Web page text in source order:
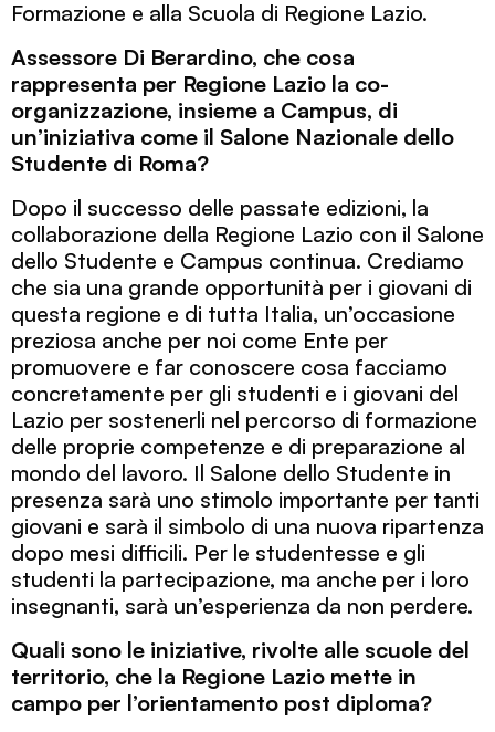
Formazione e alla Scuola di Regione Lazio.
Assessore Di Berardino, che cosa
rappresenta per Regione Lazio la co-
organizzazione, insieme a Campus, di
un’iniziativa come il Salone Nazionale dello
Studente di Roma?
Dopo il successo delle passate edizioni, la
collaborazione della Regione Lazio con il Salone
dello Studente e Campus continua. Crediamo
che sia una grande opportunità per i giovani di
questa regione e di tutta Italia, un’occasione
preziosa anche per noi come Ente per
promuovere e far conoscere cosa facciamo
concretamente per gli studenti e i giovani del
Lazio per sostenerli nel percorso di formazione
delle proprie competenze e di preparazione al
mondo del lavoro. Il Salone dello Studente in
presenza sarà uno stimolo importante per tanti
giovani e sarà il simbolo di una nuova ripartenza
dopo mesi difficili. Per le studentesse e gli
studenti la partecipazione, ma anche per i loro
insegnanti, sarà un’esperienza da non perdere.
Quali sono le iniziative, rivolte alle scuole del
territorio, che la Regione Lazio mette in
campo per l’orientamento post diploma?